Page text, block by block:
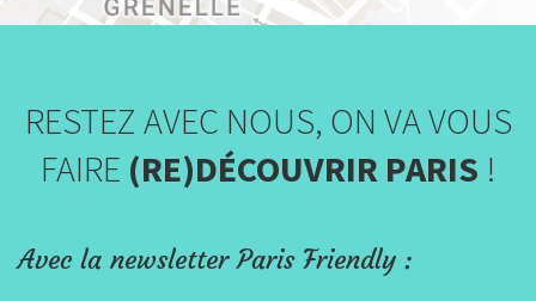
RESTEZ AVEC NOUS, ON VA VOUS
FAIRE (RE)DÉCOUVRIR PARIS !
Avec la newsletter Paris Friendly :